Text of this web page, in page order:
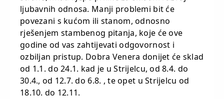
ljubavnih odnosa. Manji problemi bit će
povezani s kućom ili stanom, odnosno
rješenjem stambenog pitanja, koje će ove
godine od vas zahtijevati odgovornost i
ozbiljan pristup. Dobra Venera donijet će sklad
od 1.1. do 24.1. kad je u Strijelcu, od 8.4. do
30.4., od 12.7. do 6.8. , te opet u Strijelcu od
18.10. do 12.11.